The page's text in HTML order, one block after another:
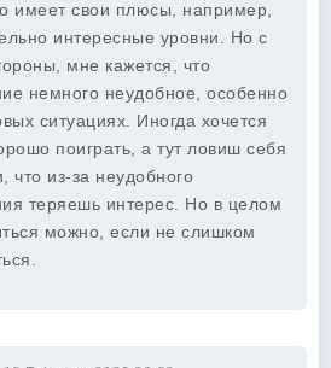
имеет свои плюсы, например,
интересные уровни. Но с
мне кажется, что
немного неудобное, особенно
ситуациях. Иногда хочется
поиграть, а тут ловиш себя
что из-за неудобного
теряешь интерес. Но в целом
можно, если не слишком